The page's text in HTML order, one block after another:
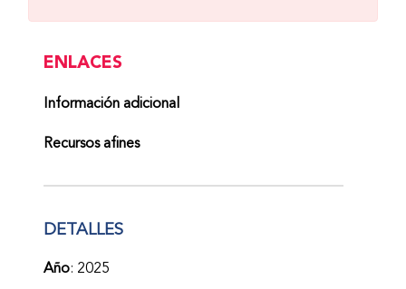
ENLACES
Información adicional
Recursos afines
DETALLES
Año: 2025